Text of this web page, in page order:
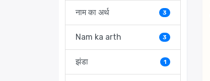
नाम का अर्थ 3
Nam ka arth 3
झंडा 1